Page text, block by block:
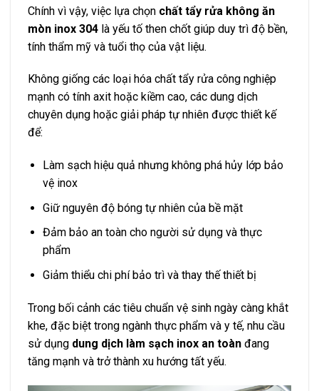
Chính vì vậy, việc lựa chọn chất tẩy rửa không ăn
mòn inox 304 là yếu tố then chốt giúp duy trì độ bền,
tính thẩm mỹ và tuổi thọ của vật liệu.
Không giống các loại hóa chất tẩy rửa công nghiệp
mạnh có tính axit hoặc kiềm cao, các dung dịch
chuyên dụng hoặc giải pháp tự nhiên được thiết kế
để:
Làm sạch hiệu quả nhưng không phá hủy lớp bảo
vệ inox
Giữ nguyên độ bóng tự nhiên của bề mặt
Đảm bảo an toàn cho người sử dụng và thực
phẩm
Giảm thiểu chi phí bảo trì và thay thế thiết bị
Trong bối cảnh các tiêu chuẩn vệ sinh ngày càng khắt
khe, đặc biệt trong ngành thực phẩm và y tế, nhu cầu
sử dụng dung dịch làm sạch inox an toàn đang
tăng mạnh và trở thành xu hướng tất yếu.